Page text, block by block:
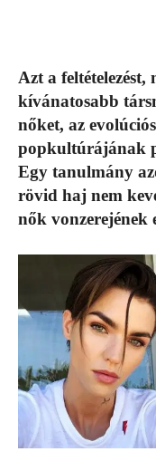
Azt a
kívánatosabb
nőket, az
popkultúrájának
Egy tanulmány
rövid haj nem
nők vonzerejének